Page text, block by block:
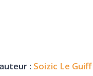
: Soizic Le Guiff